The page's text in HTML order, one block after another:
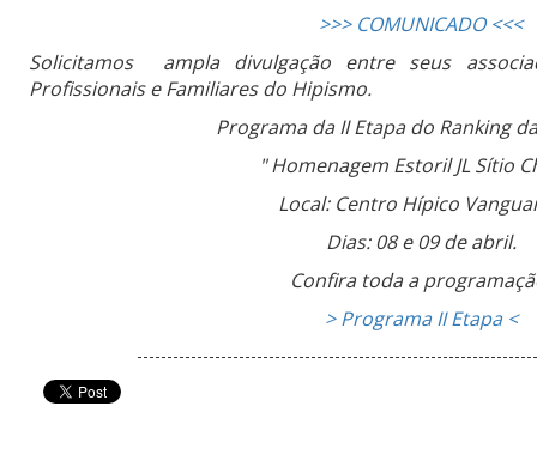
>>> COMUNICADO <<<
Solicitamos ampla divulgação entre seus
Profissionais e Familiares do Hipismo.
Programa da II Etapa do Ranking
" Homenagem Estoril JL Sítio
Local: Centro Hípico
Dias: 08 e 09 de abril.
Confira toda a
> Programa II Etapa <